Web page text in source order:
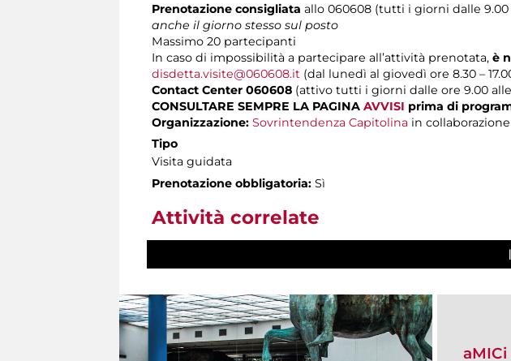
Prenotazione consigliata allo 060608 (tutti i giorni dalle 9.00
anche il giorno stesso sul posto
Massimo 20 partecipanti
In caso di impossibilità a partecipare all’attività prenotata, è
disdetta.visite@060608.it (dal lunedì al giovedì ore 8.30 –
Contact Center 060608 (attivo tutti i giorni dalle ore 9.00 alle
CONSULTARE SEMPRE LA PAGINA AVVISI prima di
Organizzazione: Sovrintendenza Capitolina in
Tipo
Visita guidata
Prenotazione obbligatoria: Sì
Attività correlate